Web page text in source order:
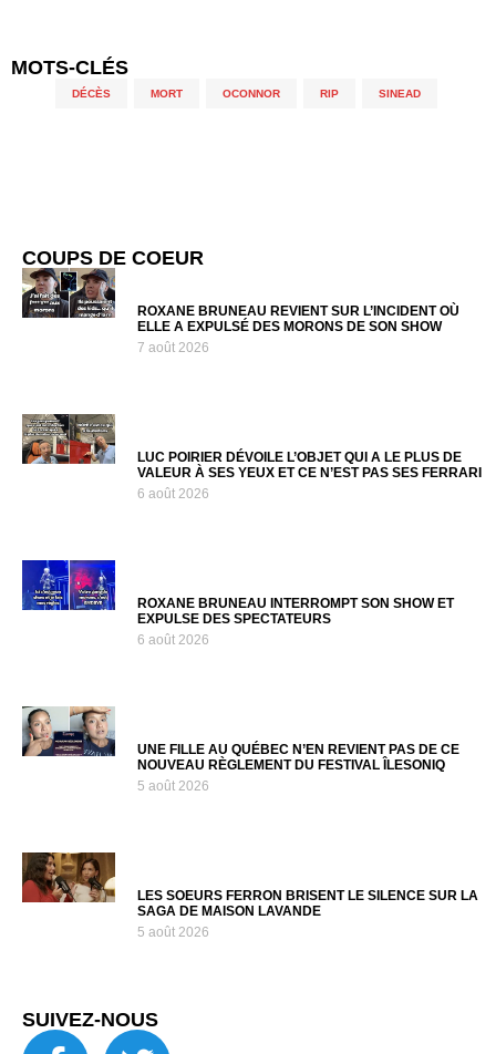
MOTS-CLÉS
DÉCÈS MORT OCONNOR RIP SINEAD
COUPS DE COEUR
ROXANE BRUNEAU REVIENT SUR L’INCIDENT OÙ
ELLE A EXPULSÉ DES MORONS DE SON SHOW
7 août 2026
LUC POIRIER DÉVOILE L’OBJET QUI A LE PLUS DE
VALEUR À SES YEUX ET CE N’EST PAS SES FERRARI
6 août 2026
ROXANE BRUNEAU INTERROMPT SON SHOW ET
EXPULSE DES SPECTATEURS
6 août 2026
UNE FILLE AU QUÉBEC N’EN REVIENT PAS DE CE
NOUVEAU RÈGLEMENT DU FESTIVAL ÎLESONIQ
5 août 2026
LES SOEURS FERRON BRISENT LE SILENCE SUR LA
SAGA DE MAISON LAVANDE
5 août 2026
SUIVEZ-NOUS